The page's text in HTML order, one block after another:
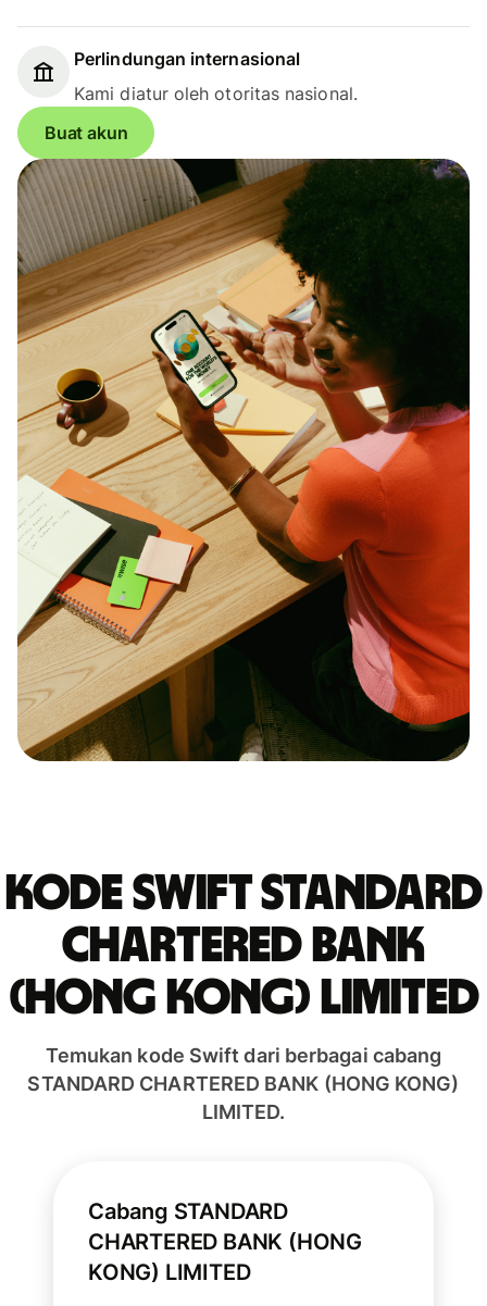
Perlindungan internasional
Kami diatur oleh otoritas nasional.
Buat akun
Kode Swift STANDARD
CHARTERED BANK
(HONG KONG) LIMITED
Temukan kode Swift dari berbagai cabang
STANDARD CHARTERED BANK (HONG KONG)
LIMITED.
Cabang STANDARD
CHARTERED BANK (HONG
KONG) LIMITED